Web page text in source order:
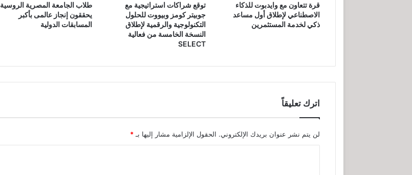
قرة تتعاون مع وايدبوت للذكاء
الاصطناعي لإطلاق أول مساعد
ذكي لخدمة المستثمرين
توقع شراكات استراتيجية مع
جوبيتر كومز وبيووت للحلول
التكنولوجية والرقمية لإطلاق
النسخة الخامسة من فعالية
SELECT
طلاب الجامعة المصرية الروسية
يحققون إنجاز عالمى بأكبر
المسابقات الدولية
اترك تعليقاً
لن يتم نشر عنوان بريدك الإلكتروني. الحقول الإلزامية مشار إليها بـ*